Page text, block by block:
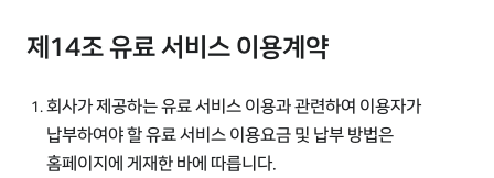
제14조 유료 서비스 이용계약
회사가 제공하는 유료 서비스 이용과 관련하여 이용자가
납부하여야 할 유료 서비스 이용요금 및 납부 방법은
홈페이지에 게재한 바에 따릅니다.